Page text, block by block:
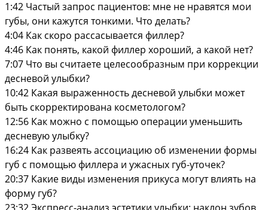
1:42 Частый запрос пациентов: мне не нравятся мои
губы, они кажутся тонкими. Что делать?
4:04 Как скоро рассасывается филлер?
4:46 Как понять, какой филлер хороший, а какой нет?
7:07 Что вы считаете целесообразным при коррекции
десневой улыбки?
10:42 Какая выраженность десневой улыбки может
быть скорректирована косметологом?
12:56 Как можно с помощью операции уменьшить
десневую улыбку?
16:24 Как развеять ассоциацию об изменении формы
губ с помощью филлера и ужасных губ-уточек?
20:37 Какие виды изменения прикуса могут влиять на
форму губ?
23:32 Экспресс-анализ эстетики улыбки: наклон зубов